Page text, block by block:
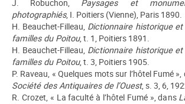
J. Robuchon, Paysages et
photographiés, I. Poitiers (Vienne), Paris 1890.
H. Beauchet-Filleau, Dictionnaire historique
familles du Poitou, t. 1, Poitiers 1891.
H. Beauchet-Filleau, Dictionnaire historique
familles du Poitou, t. 3, Poitiers 1905.
P. Raveau, « Quelques mots sur l’hôtel Fumé »,
Société des Antiquaires de l’Ouest, s. 3, 6,
R. Crozet, « La faculté à l’hôtel Fumé », dans